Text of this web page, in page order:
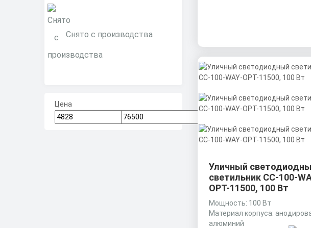
Снято с производства
Цена
Уличный
светильник СС-100-
OPT-11500, 100 Вт
Мощность: 100 Вт
Материал корпуса:
алюминий